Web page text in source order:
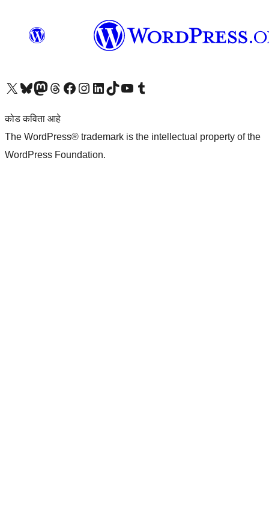
आमच्या X (एक्स) (पूर्वीचे ट्विटर) खात्याला भेट द्या आमच्या ब्लूस्की खात्याला भेट द्या.आमच्या Mastodon खात्याला भेट द्या.आमच्या थ्रेड्स खात्याला भेट द्या. आमच्या फेसबुक पेजला भेट द्या आमच्या इंस्टाग्राम खात्याला भेट द्या आमच्या लिंक्डइन खात्याला भेट द्या आमच्या टिकटॉक अकाउंटला भेट द्या.आमच्या यूट्यूब चॅनेलला भेट द्या आमच्या टंबलर खात्याला भेट द्या.
कोड कविता आहे
The WordPress® trademark is the intellectual property of the
WordPress Foundation.